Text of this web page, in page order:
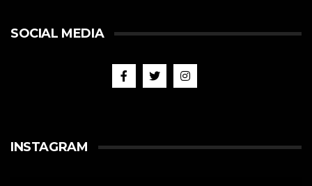
SOCIAL MEDIA
INSTAGRAM